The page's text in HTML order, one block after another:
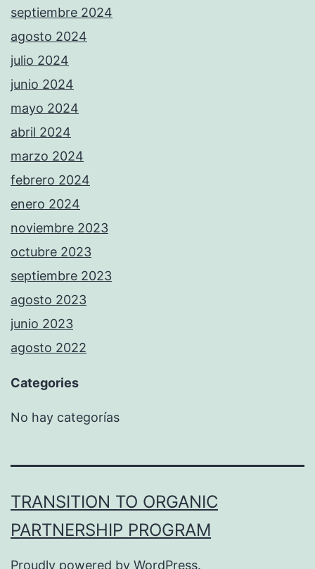
septiembre 2024
agosto 2024
julio 2024
junio 2024
mayo 2024
abril 2024
marzo 2024
febrero 2024
enero 2024
noviembre 2023
octubre 2023
septiembre 2023
agosto 2023
junio 2023
agosto 2022
Categories
No hay categorías
TRANSITION TO ORGANIC
PARTNERSHIP PROGRAM
Proudly powered by WordPress.